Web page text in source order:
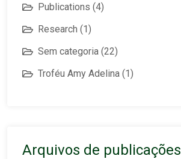
Publications (4)
Research (1)
Sem categoria (22)
Troféu Amy Adelina (1)
Arquivos de publicações